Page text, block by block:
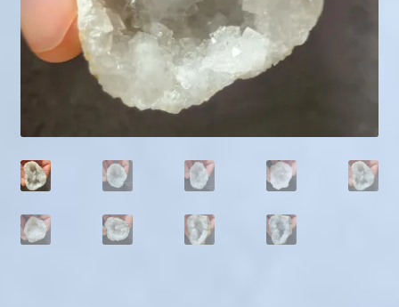
Qui suis-je ?
Mon compte
Panier